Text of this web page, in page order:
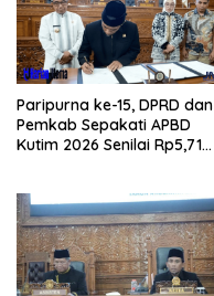
Paripurna ke-15, DPRD dan
Pemkab Sepakati APBD
Kutim 2026 Senilai Rp5,71